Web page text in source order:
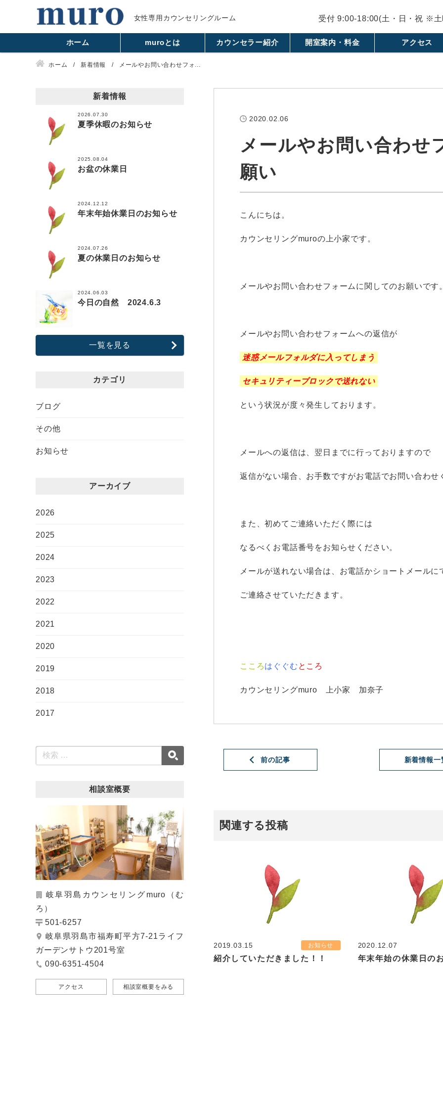
女性専用カウンセリングルーム 受付 9:00-18:00(土・日・祝 ※
ホーム muroとは カウンセラー紹介 開室案内・料金 アクセス
ホーム 新着情報 メールやお問い合わせフォ...
2020.02.06
メールやお問い合わせ
願い
こんにちは。
カウンセリングmuroの上小家です。
メールやお問い合わせフォームに関してのお願いです
メールやお問い合わせフォームへの返信が
迷惑メールフォルダに入ってしまう
セキュリティーブロックで送れない
という状況が度々発生しております。
メールへの返信は、翌日までに行っておりますので
返信がない場合、お手数ですがお電話でお問い合わせ
また、初めてご連絡いただく際には
なるべくお電話番号をお知らせください。
メールが送れない場合は、お電話かショートメールに
ご連絡させていただきます。
こころはぐぐむ ところ
カウンセリングmuro 上小家 加奈子
前の記事 新着情報一
関連する投稿
2019.03.15 お知らせ
紹介していただきました！！
2020.12.07
年末年始の休業日の
新着情報
2026.07.30
夏季休暇のお知らせ
2025.08.04
お盆の休業日
2024.12.12
年末年始休業日のお知らせ
2024.07.26
夏の休業日のお知らせ
2024.06.03
今日の自然 2024.6.3
一覧を見る
カテゴリ
ブログ
その他
お知らせ
アーカイブ
2026
2025
2024
2023
2022
2021
2020
2019
2018
2017
相談室概要
岐阜羽島カウンセリングmuro（む
ろ）
501-6257
岐阜県羽島市福寿町平方7-21ライフ
ガーデンサトウ201号室
090-6351-4504
アクセス 相談室概要をみる